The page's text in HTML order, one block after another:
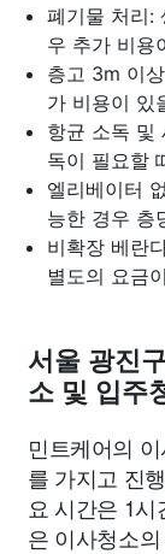
폐기물 처리:
우 추가 비용
층고 3m 이
가 비용이 있
항균 소독 및
독이 필요할
엘리베이터
능한 경우 층
비확장 베란
별도의 요금
서울 광진
소 및 입주
민트케어의
를 가지고 진
요 시간은 1
은 이사청소